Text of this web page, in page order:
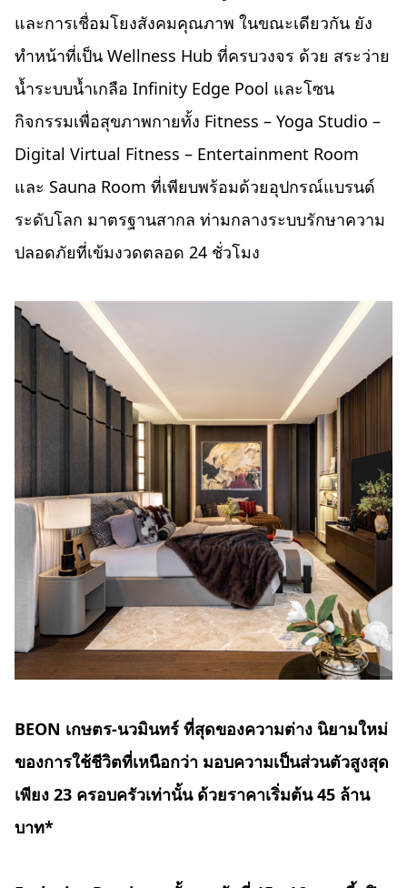
และการเชื่อมโยงสังคมคุณภาพ ในขณะเดียวกัน ยัง
ทำหน้าที่เป็น Wellness Hub ที่ครบวงจร ด้วย สระว่าย
น้ำระบบน้ำเกลือ Infinity Edge Pool และโซน
กิจกรรมเพื่อสุขภาพกายทั้ง Fitness – Yoga Studio –
Digital Virtual Fitness – Entertainment Room
และ Sauna Room ที่เพียบพร้อมด้วยอุปกรณ์แบรนด์
ระดับโลก มาตรฐานสากล ท่ามกลางระบบรักษาความ
ปลอดภัยที่เข้มงวดตลอด 24 ชั่วโมง
BEON เกษตร-นวมินทร์ ที่สุดของความต่าง นิยามใหม่
ของการใช้ชีวิตที่เหนือกว่า มอบความเป็นส่วนตัวสูงสุด
เพียง 23 ครอบครัวเท่านั้น ด้วยราคาเริ่มต้น 45 ล้าน
บาท*